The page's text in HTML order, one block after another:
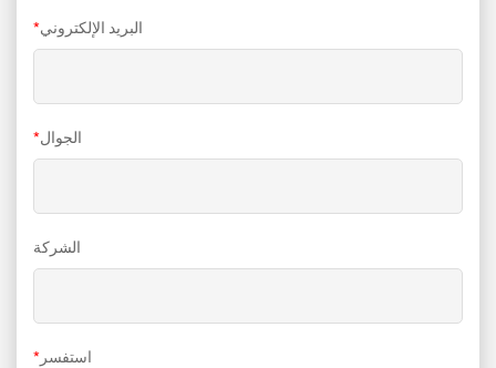
*البريد الإلكتروني
*الجوال
الشركة
* استفسر